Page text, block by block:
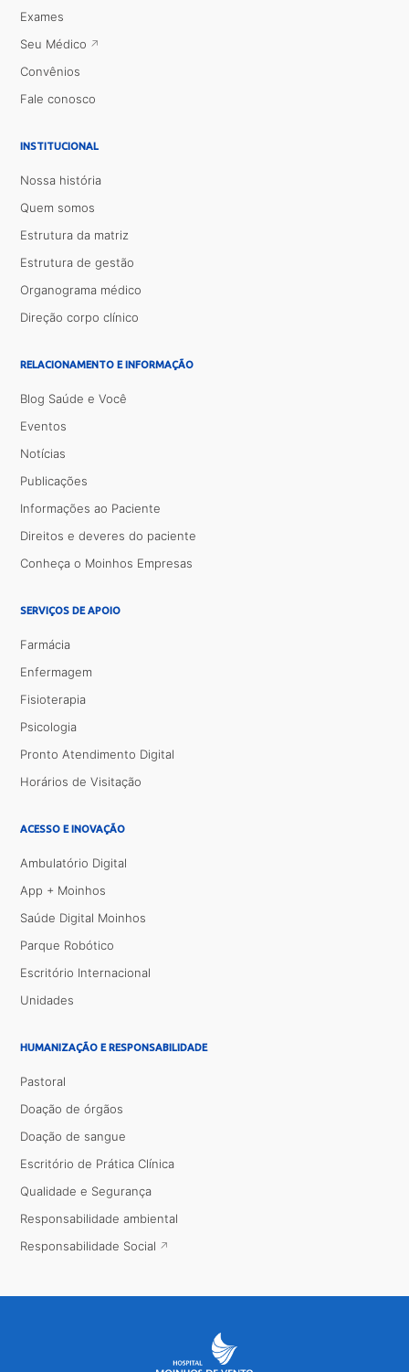
Exames
Seu Médico
Convênios
Fale conosco
INSTITUCIONAL
Nossa história
Quem somos
Estrutura da matriz
Estrutura de gestão
Organograma médico
Direção corpo clínico
RELACIONAMENTO E INFORMAÇÃO
Blog Saúde e Você
Eventos
Notícias
Publicações
Informações ao Paciente
Direitos e deveres do paciente
Conheça o Moinhos Empresas
SERVIÇOS DE APOIO
Farmácia
Enfermagem
Fisioterapia
Psicologia
Pronto Atendimento Digital
Horários de Visitação
ACESSO E INOVAÇÃO
Ambulatório Digital
App + Moinhos
Saúde Digital Moinhos
Parque Robótico
Escritório Internacional
Unidades
HUMANIZAÇÃO E RESPONSABILIDADE
Pastoral
Doação de órgãos
Doação de sangue
Escritório de Prática Clínica
Qualidade e Segurança
Responsabilidade ambiental
Responsabilidade Social